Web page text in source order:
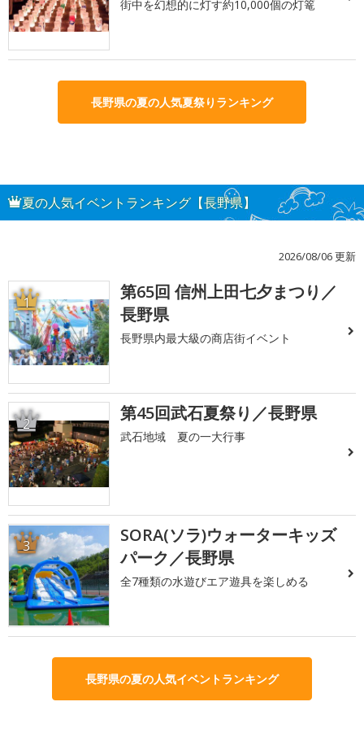
街中を幻想的に灯す約10,000個の灯篭
長野県の夏の人気夏祭りランキング
夏の人気イベントランキング【長野県】
2026/08/06 更新
1
第65回 信州上田七夕まつり／
長野県
長野県内最大級の商店街イベント
2 第45回武石夏祭り／長野県
武石地域 夏の一大行事
3
SORA(ソラ)ウォーターキッズ
パーク／長野県
全7種類の水遊びエア遊具を楽しめる
長野県の夏の人気イベントランキング